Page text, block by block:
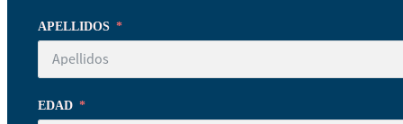
APELLIDOS
EDAD